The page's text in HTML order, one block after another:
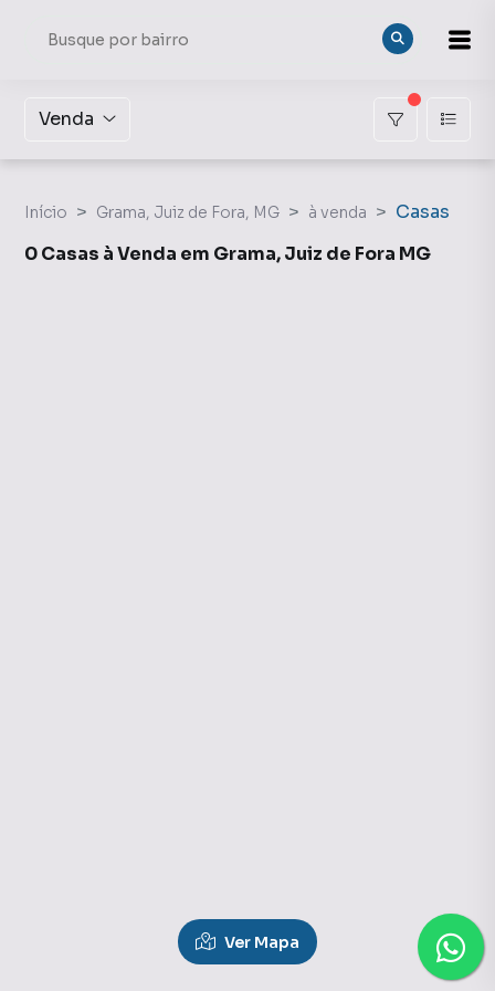
Venda
Início Grama, Juiz de Fora, MG à venda
Casas
0 Casas à Venda em Grama, Juiz de Fora MG
Ver Mapa